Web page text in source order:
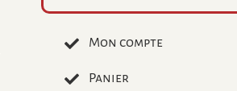
Mon compte
Panier